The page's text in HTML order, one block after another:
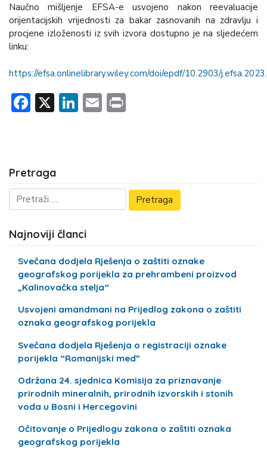
Naučno mišljenje EFSA-e usvojeno nakon reevaluacije
orijentacijskih vrijednosti za bakar zasnovanih na zdravlju i
procjene izloženosti iz svih izvora dostupno je na sljedećem
linku:
https://efsa.onlinelibrary.wiley.com/doi/epdf/10.2903/
Facebook
X LinkedIn
Email
Pretraga
Najnoviji članci
Svečana dodjela Rješenja o zaštiti oznake
geografskog porijekla za prehrambeni proizvod
„Kalinovačka stelja“
Usvojeni amandmani na Prijedlog zakona o zaštiti
oznaka geografskog porijekla
Svečana dodjela Rješenja o registraciji oznake
porijekla “Romanijski med”
Održana 24. sjednica Komisija za priznavanje
prirodnih mineralnih, prirodnih izvorskih i stonih
voda u Bosni i Hercegovini
Očitovanje o Prijedlogu zakona o zaštiti oznaka
geografskog porijekla